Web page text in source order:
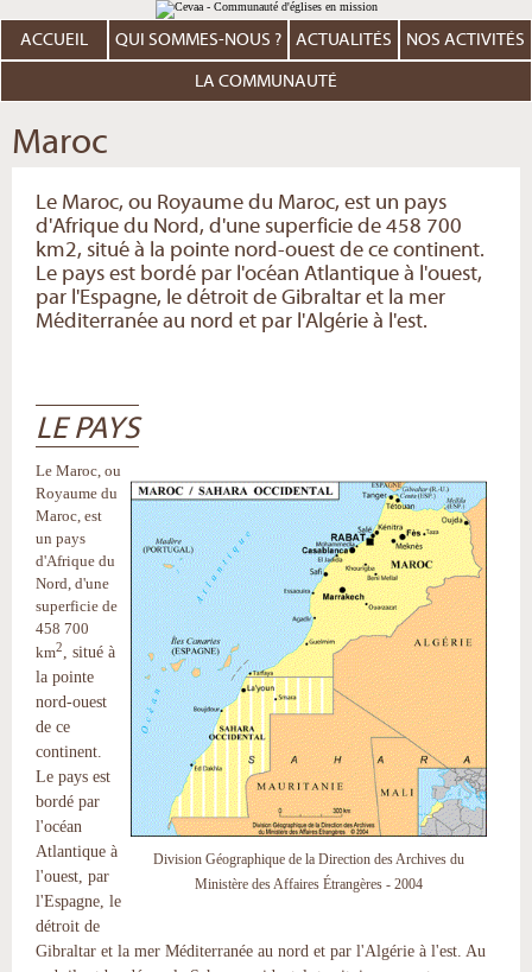
au
contenu.
Aller
personnels
ACCUEIL QUI SOMMES-NOUS ? ACTUALITÉS NOS ACTIVITÉS
LA COMMUNAUTÉ
Maroc
Le Maroc, ou Royaume du Maroc, est un pays
d'Afrique du Nord, d'une superficie de 458 700
km2, situé à la pointe nord-ouest de ce continent.
Le pays est bordé par l'océan Atlantique à l'ouest,
par l'Espagne, le détroit de Gibraltar et la mer
Méditerranée au nord et par l'Algérie à l'est.
LE PAYS
Division Géographique de la Direction des Archives du
Ministère des Affaires Étrangères - 2004
Le Maroc, ou
Royaume du
Maroc, est
un pays
d'Afrique du
Nord, d'une
superficie de
458 700
km2
, situé à
la pointe
nord-ouest
de ce
continent.
Le pays est
bordé par
l'océan
Atlantique à
l'ouest, par
l'Espagne, le
détroit de
Gibraltar et la mer Méditerranée au nord et par l'Algérie à l'est. Au